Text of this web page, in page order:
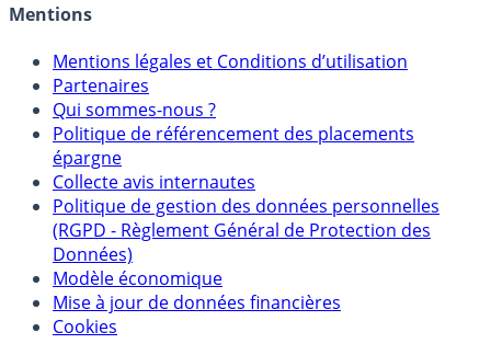
Mentions
Mentions légales et Conditions d’utilisation
Partenaires
Qui sommes-nous ?
Politique de référencement des placements
épargne
Collecte avis internautes
Politique de gestion des données personnelles
(RGPD - Règlement Général de Protection des
Données)
Modèle économique
Mise à jour de données financières
Cookies